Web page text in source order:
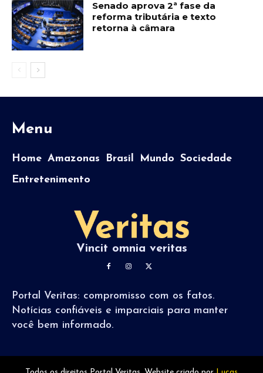
Senado aprova 2ª fase da
reforma tributária e texto
retorna à câmara
Menu
Home Amazonas Brasil Mundo Sociedade
Entretenimento
Vincit omnia veritas
Portal Veritas: compromisso com os fatos.
Notícias confiáveis e imparciais para manter
você bem informado.